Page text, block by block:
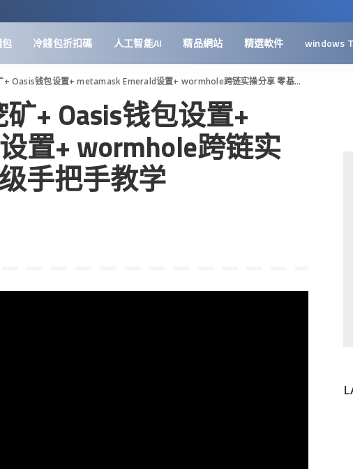
冷錢包折扣碼 人工智能AI 精品網站 精選軟件 windows
钱包设置+ metamask Emerald设置+ wormhole跨链实操分享 零基础保姆级手把手教学
+ Oasis钱包设置+
置+ wormhole跨链实
手把手教学